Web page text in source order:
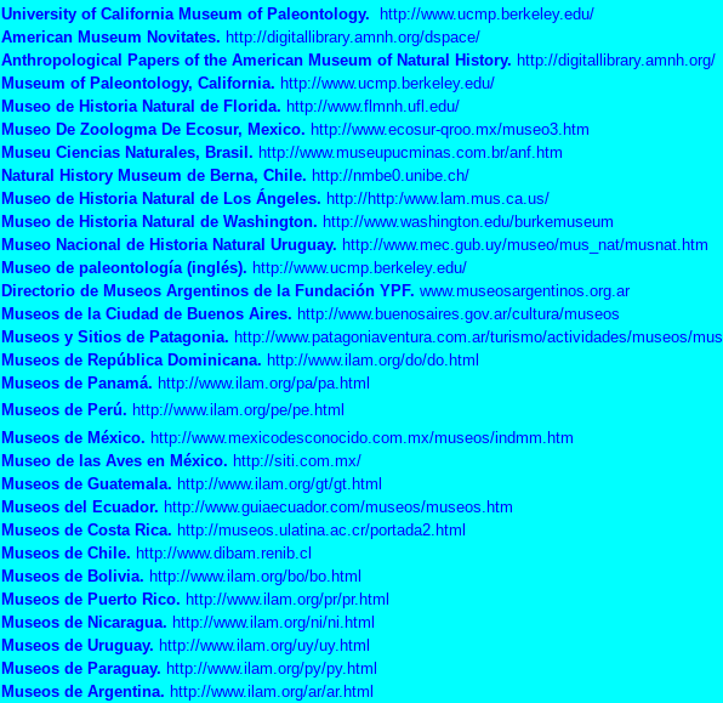
University of California Museum of Paleontology.
http://www.ucmp.berkeley.edu/
American Museum Novitates. http://digitallibrary.amnh.org/dspace/
Anthropological Papers of the American Museum ofNatural History. http://digitallibrary.amnh.org/
Museum of Paleontology, California. http://www.ucmp.berkeley.edu/
Museo de Historia Natural de Florida. http://www.flmnh.ufl.edu/
Museo De Zoologma De Ecosur, Mexico. http://www.ecosur-qroo.mx/museo3.htm
Museu Ciencias Naturales, Brasil. http://www.museupucminas.com.br/anf.htm
Natural History Museum de Berna, Chile. http://nmbe0.unibe.ch/
Museo de Historia Natural de Los Ángeles. http://http:/www.lam.mus.ca.us/
Museo de Historia Natural de Washington. http://www.washington.edu/burkemuseum
Museo Nacional de Historia Natural Uruguay. http://www.mec.gub.uy/museo/mus_nat/musnat.htm
Museo de paleontología (inglés). http://www.ucmp.berkeley.edu/
Directorio de Museos Argentinos de la Fundación YPF. www.museosargentinos.org.ar
Museos de la Ciudad de Buenos Aires. http://www.buenosaires.gov.ar/cultura/museos
Museos y Sitios de Patagonia. http://www.patagoniaventura.com.ar/turismo/actividades/museos/mus
Museos de República Dominicana. http://www.ilam.org/do/do.html
Museos de Panamá. http://www.ilam.org/pa/pa.html
Museos de Perú. http://www.ilam.org/pe/pe.html
Museos de México. http://www.mexicodesconocido.com.mx/museos/indmm.htm
Museo de las Aves en México. http://siti.com.mx/
Museos de Guatemala. http://www.ilam.org/gt/gt.html
Museos del Ecuador. http://www.guiaecuador.com/museos/museos.htm
Museos de Costa Rica. http://museos.ulatina.ac.cr/portada2.html
Museos de Chile. http://www.dibam.renib.cl
Museos de Bolivia. http://www.ilam.org/bo/bo.html
Museos de Puerto Rico. http://www.ilam.org/pr/pr.html
Museos de Nicaragua. http://www.ilam.org/ni/ni.html
Museos de Uruguay. http://www.ilam.org/uy/uy.html
Museos de Paraguay. http://www.ilam.org/py/py.html
Museos de Argentina. http://www.ilam.org/ar/ar.html